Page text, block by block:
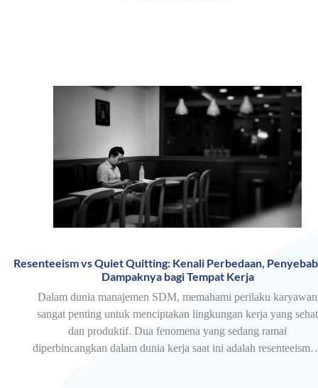
Resenteeism vs Quiet Quitting: Kenali Perbedaan,
Dampaknya bagi Tempat Kerja
Dalam dunia manajemen SDM, memahami perilaku karyawan
sangat penting untuk menciptakan lingkungan kerja yang sehat
dan produktif. Dua fenomena yang sedang ramai
diperbincangkan dalam dunia kerja saat ini adalah